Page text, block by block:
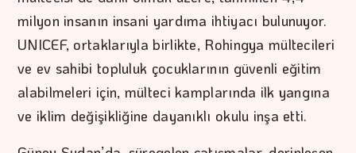
milyon insanın insani yardıma ihtiyacı bulunuyor.
UNICEF, ortaklarıyla birlikte, Rohingya mültecileri
ve ev sahibi topluluk çocuklarının güvenli eğitim
alabilmeleri için, mülteci kamplarında ilk yangına
ve iklim değişikliğine dayanıklı okulu inşa etti.